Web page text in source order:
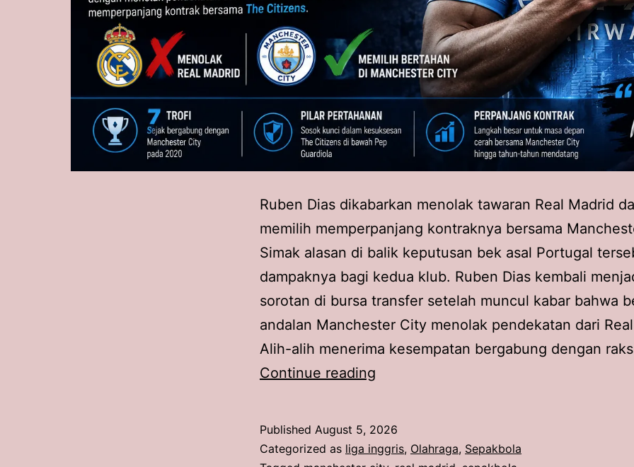
Ruben Dias dikabarkan menolak tawaran Real Madrid
memilih memperpanjang kontraknya bersama
Simak alasan di balik keputusan bek asal Portugal
dampaknya bagi kedua klub. Ruben Dias kembali
sorotan di bursa transfer setelah muncul kabar bahwa
andalan Manchester City menolak pendekatan dari
Alih-alih menerima kesempatan bergabung dengan
Continue reading
Ruben
Published August 5, 2026
Categorized as liga inggris, Olahraga, Sepakbola